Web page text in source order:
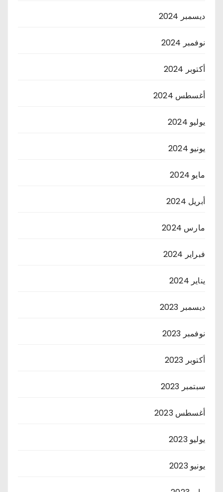
ديسمبر 2024
نوفمبر 2024
أكتوبر 2024
أغسطس 2024
يوليو 2024
يونيو 2024
مايو 2024
أبريل 2024
مارس 2024
فبراير 2024
يناير 2024
ديسمبر 2023
نوفمبر 2023
أكتوبر 2023
سبتمبر 2023
أغسطس 2023
يوليو 2023
يونيو 2023